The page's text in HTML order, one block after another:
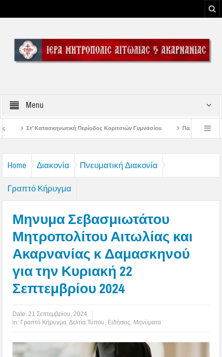
Menu
Περίοδος Κοριτσιών Γυμνασίου Παρακλήσεις πρώτης εβδομάδος
Home Διακονία Πνευματική Διακονία
Γραπτό Κήρυγμα
Μηνυμα Σεβασμιωτάτου
Μητροπολίτου Αιτωλίας και
Ακαρνανίας κ Δαμασκηνού
για την Κυριακή 22
Σεπτεμβρίου 2024
Date: 21 Σεπτεμβρίου, 2024
in: Γραπτό Κήρυγμα ,Δελτία Τύπου Ειδήσεις Μηνύματα